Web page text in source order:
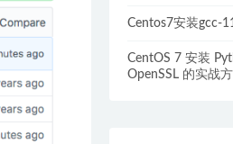
Centos7安装gcc-
CentOS 7 安装
OpenSSL 的实战方